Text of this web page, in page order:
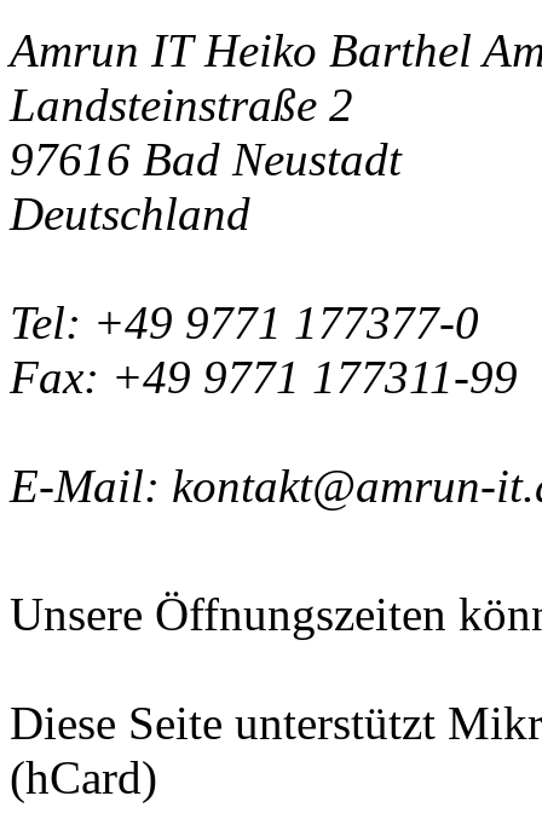
Amrun IT Heiko Barthel
Landsteinstraße 2
97616 Bad Neustadt
Deutschland
Tel: +49 9771 177377-0
Fax: +49 9771 177311-99
E-Mail: kontakt@amrun-
Unsere Öffnungszeiten
Diese Seite unterstützt
(hCard)